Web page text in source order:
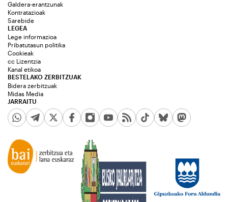
Galdera-erantzunak
Kontratazioak
Sarebide
JARRAITU
LEGEA
Lege informazioa
Pribatutasun politika
Cookieak
cc Lizentzia
Kanal etikoa
BESTELAKO ZERBITZUAK
Bidera zerbitzuak
Midas Media